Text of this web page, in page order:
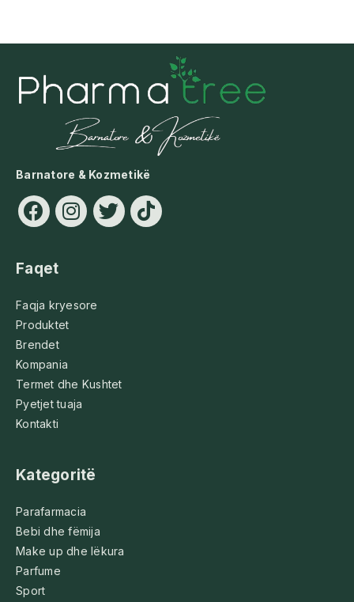
Barnatore & Kozmetikë
Faqet
Faqja kryesore
Produktet
Brendet
Kompania
Termet dhe Kushtet
Pyetjet tuaja
Kontakti
Kategoritë
Parafarmacia
Bebi dhe fëmija
Make up dhe lëkura
Parfume
Sport